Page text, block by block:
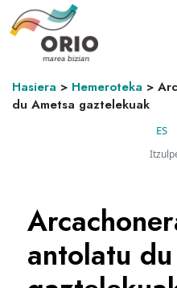
Hasiera > Hemeroteka >
du Ametsa gaztelekuak
ES
antolatu